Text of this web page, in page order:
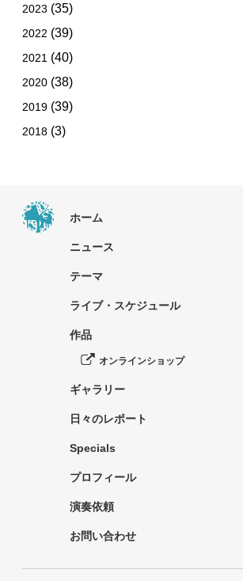
2023 (35)
2022 (39)
2021 (40)
2020 (38)
2019 (39)
2018 (3)
ホーム
ニュース
テーマ
ライブ・スケジュール
作品
オンラインショップ
ギャラリー
日々のレポート
Specials
プロフィール
演奏依頼
お問い合わせ